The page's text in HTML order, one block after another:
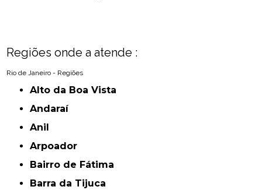
Regiões onde a atende :
Rio de Janeiro - Regiões
Alto da Boa Vista
Andaraí
Anil
Arpoador
Bairro de Fátima
Barra da Tijuca